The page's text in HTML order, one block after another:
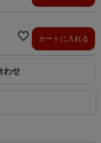
カートに入れる
わせ